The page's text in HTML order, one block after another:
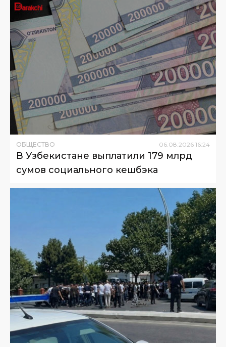
ОБЩЕСТВО 06.08.2026 16:24
В Узбекистане выплатили 179 млрд
сумов социального кешбэка